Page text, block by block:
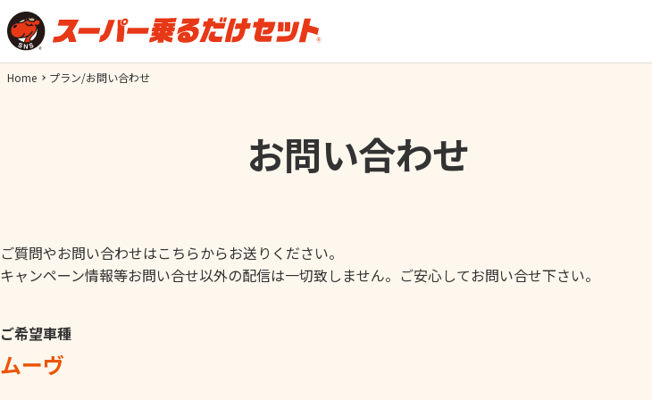
Home プラン/お問い合わせ
お問い合わせ
ご質問やお問い合わせはこちらからお送りください。
キャンペーン情報等お問い合せ以外の配信は一切致しません。ご安心してお問い合せ下さい。
ご希望車種
ムーヴ